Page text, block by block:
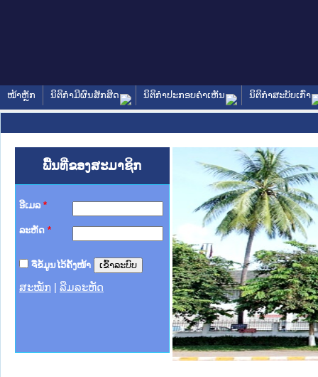
ໜ້າຫຼັກ ນິຕິກໍາມີຜົນສັກສິດ ນິຕິກໍາປະກອບຄໍາເຫັນ ນິຕິກໍາສະບັບເກົ່າ
ພື້ນທີ່ຂອງສະມາຊິກ
ອີເມລ *
ລະຫັດ *
ຈື່ຂໍ້ມູນໄວ້ຄັ້ງໜ້າ
ສະໝັກ ລືມລະຫັດ
າຊົນ ພາກເໜືອ
ການ
ກາງ
ໃຕ້
ຕຳຫຼວດປະຊາຊົນ
ສັນຕິບານປະຊາຊົນ
ກເໜືອ
າຊົນ ພາກກາງ